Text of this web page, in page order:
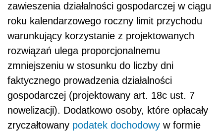
karty podatkowej na podstawie odrębnych
przepisów w poprzednim roku kalendarzowym
nie będą mogły skorzystać z projektowanych
rozwiązań mimo teoretycznego spełniania
warunku limitu przychodów (projektowany art.
18c ust. 10 pkt 1 nowelizacji). Poza tym
wyłączone są osoby korzystające z podstawy
wymiaru określonej w art. 18a ustawy
systemowej (preferencyjne zasady